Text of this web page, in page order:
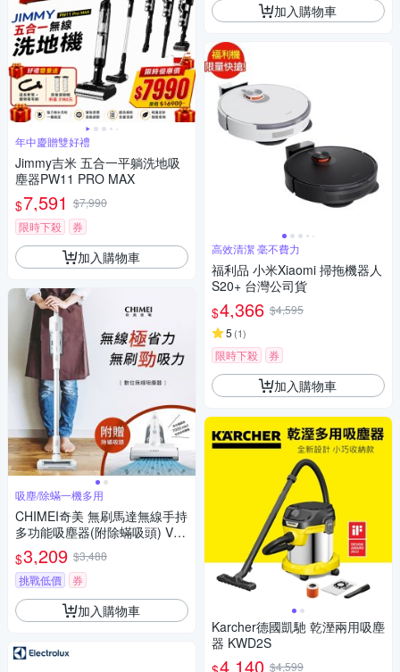
年中慶贈雙好禮
Jimmy吉米 五合一平躺洗地吸
塵器PW11 PRO MAX
$7,591 $7,990
限時下殺
券
加入購物車
吸塵/除蟎一機多用
CHIMEI奇美 無刷馬達無線手持
多功能吸塵器(附除蟎吸頭) VC-
HD4LHA
$3,209 $3,488
挑戰低價
券
加入購物車
加入購物車
高效清潔 毫不費力
福利品 小米Xiaomi 掃拖機器人
S20+ 台灣公司貨
$4,366 $4,595
5 (1)
限時下殺 券
加入購物車
Karcher德國凱馳 乾溼兩用吸塵
器 KWD2S
4,140 $4,599